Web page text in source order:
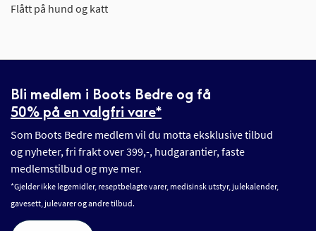
Flått på hund og katt
Bli medlem i Boots Bedre og få
50% på en valgfri vare*
Som Boots Bedre medlem vil du motta eksklusive tilbud
og nyheter, fri frakt over 399,-, hudgarantier, faste
medlemstilbud og mye mer.
*Gjelder ikke legemidler, reseptbelagte varer, medisinsk utstyr, julekalender,
gavesett, julevarer og andre tilbud.